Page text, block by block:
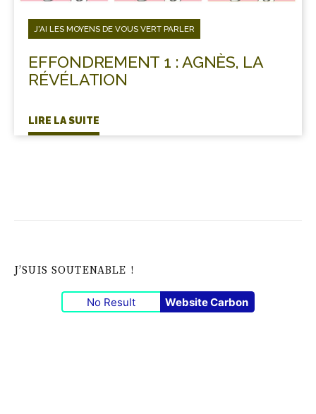
J'AI LES MOYENS DE VOUS VERT PARLER
EFFONDREMENT 1 : AGNÈS, LA
RÉVÉLATION
LIRE LA SUITE
J’SUIS SOUTENABLE !
No Result Website Carbon